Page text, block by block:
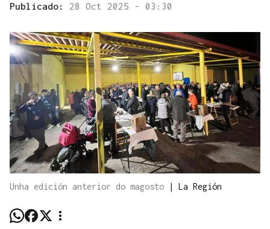
Publicado: 28 Oct 2025 - 03:30
Unha edición anterior do magosto | La Región